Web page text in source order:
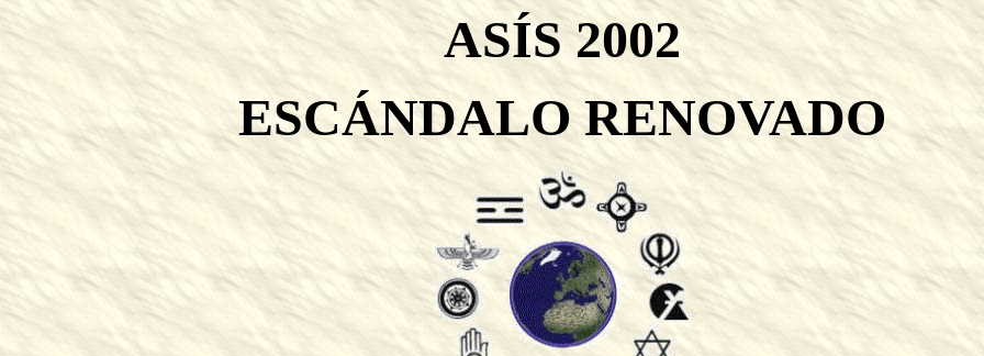
ASÍS 2002
ESCÁNDALO RENOVADO